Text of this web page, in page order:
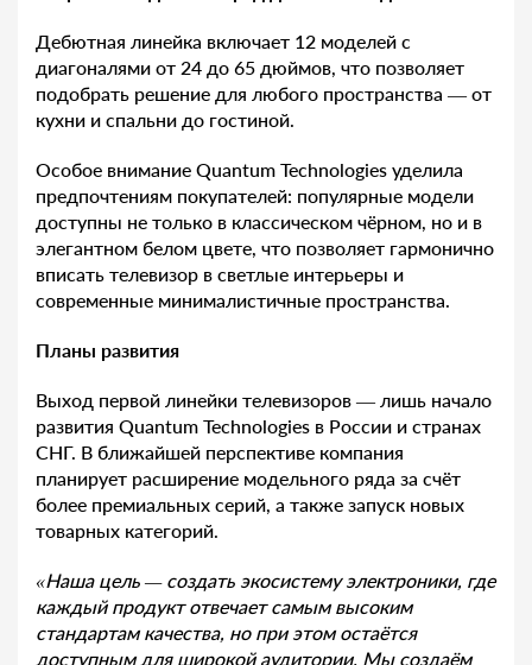
Дебютная линейка включает 12 моделей с
диагоналями от 24 до 65 дюймов, что позволяет
подобрать решение для любого пространства — от
кухни и спальни до гостиной.
Особое внимание Quantum Technologies уделила
предпочтениям покупателей: популярные модели
доступны не только в классическом чёрном, но и в
элегантном белом цвете, что позволяет гармонично
вписать телевизор в светлые интерьеры и
современные минималистичные пространства.
Планы развития
Выход первой линейки телевизоров — лишь начало
развития Quantum Technologies в России и странах
СНГ. В ближайшей перспективе компания
планирует расширение модельного ряда за счёт
более премиальных серий, а также запуск новых
товарных категорий.
«Наша цель — создать экосистему электроники, где
каждый продукт отвечает самым высоким
стандартам качества, но при этом остаётся
доступным для широкой аудитории. Мы создаём